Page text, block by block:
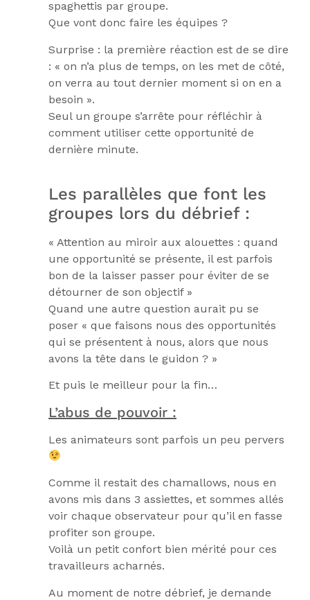
spaghettis par groupe.
Que vont donc faire les équipes ?
Surprise : la première réaction est de se dire
: « on n’a plus de temps, on les met de côté,
on verra au tout dernier moment si on en a
besoin ».
Seul un groupe s’arrête pour réfléchir à
comment utiliser cette opportunité de
dernière minute.
Les parallèles que font les
groupes lors du débrief :
« Attention au miroir aux alouettes : quand
une opportunité se présente, il est parfois
bon de la laisser passer pour éviter de se
détourner de son objectif »
Quand une autre question aurait pu se
poser « que faisons nous des opportunités
qui se présentent à nous, alors que nous
avons la tête dans le guidon ? »
Et puis le meilleur pour la fin…
L’abus de pouvoir :
Les animateurs sont parfois un peu pervers
Comme il restait des chamallows, nous en
avons mis dans 3 assiettes, et sommes allés
voir chaque observateur pour qu’il en fasse
profiter son groupe.
Voilà un petit confort bien mérité pour ces
travailleurs acharnés.
Au moment de notre débrief, je demande